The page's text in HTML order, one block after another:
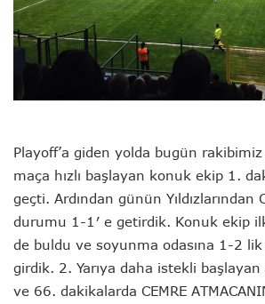
Playoff’a giden yolda bugün rakibimiz
maça hızlı başlayan konuk ekip 1.
geçti. Ardından günün Yıldızlarından
durumu 1-1′ e getirdik. Konuk ekip
de buldu ve soyunma odasına 1-2
girdik. 2. Yarıya daha istekli başlayan
ve 66. dakikalarda CEMRE